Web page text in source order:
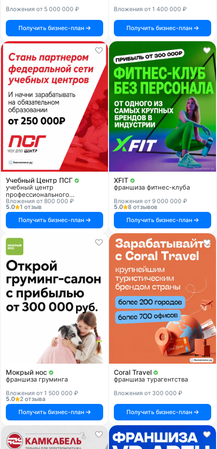
Вложения от 5 000 000 ₽
Получить бизнес-план
Вложения от 1 400 000 ₽
Получить бизнес-план
Учебный Центр ПСГ
учебный центр
профессионального
образования
Вложения от 800 000 ₽
5.0
1 отзыв
Получить бизнес-план
XFIT
франшиза фитнес-клуба
Вложения от 9 000 000 ₽
5.0
8 отзывов
Получить бизнес-план
Мокрый нос
франшиза груминга
Вложения от 1 500 000 ₽
5.0
2 отзыва
Получить бизнес-план
Coral Travel
франшиза турагентства
Вложения от 300 000 ₽
Получить бизнес-план